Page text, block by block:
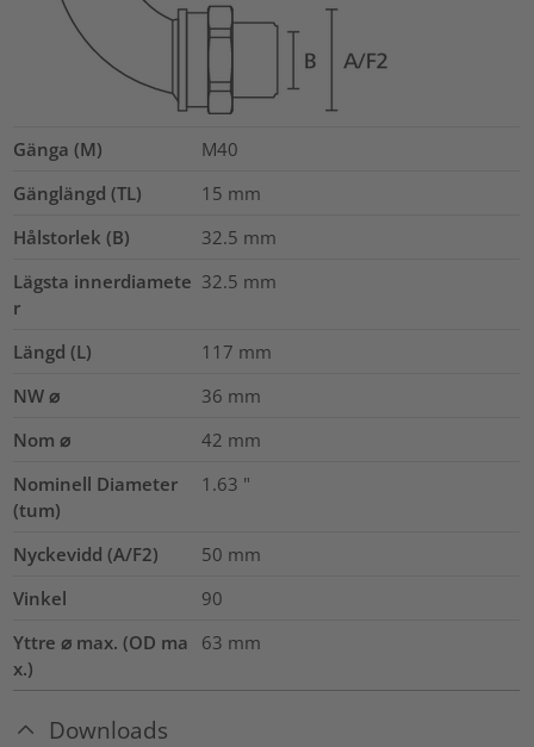
Gänga (M)
M40
Gänglängd (TL)
15 mm
Hålstorlek (B)
32.5 mm
Lägsta innerdiamete
r
32.5 mm
Längd (L) 117 mm
NW ⌀
36 mm
Nom ⌀
42 mm
Nominell Diameter
(tum)
1.63 "
Nyckevidd (A/F2) 50 mm
Vinkel
90
Yttre ⌀ max. (OD ma
x.)
63 mm
Downloads